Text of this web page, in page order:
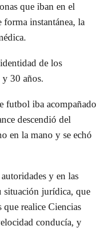
que iban en el
instantánea, la
de los
y 30 años.
futbol iba acompañado
descendió del
en la mano y se echó
y en las
situación jurídica, que
que realice Ciencias
conducía, y